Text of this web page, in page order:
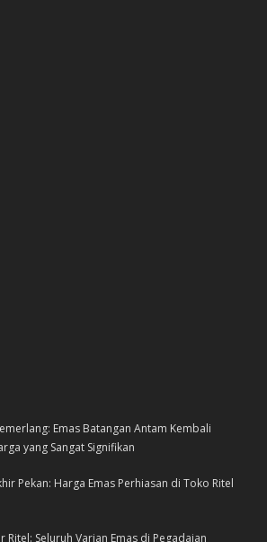
Emas Batangan Antam Kembali
yang Sangat Signifikan
Pekan: Harga Emas Perhiasan di Toko Ritel
Ritel: Seluruh Varian Emas di Pegadaian